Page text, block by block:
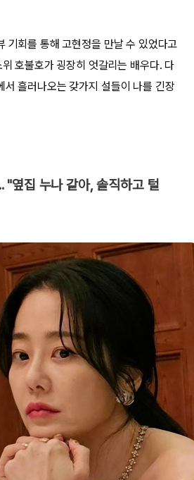
기회를 통해 고현정을 만날 수 있었다고
호불호가 굉장히 엇갈리는 배우다. 다
서 흘러나오는 갖가지 설들이 나를 긴장
"옆집 누나 같아, 솔직하고 털